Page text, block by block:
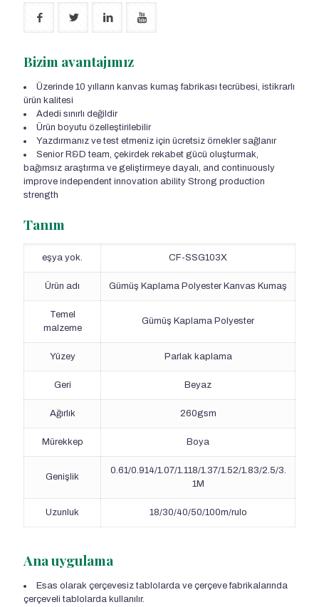
Bizim avantajımız
Üzerinde 10 yılların kanvas kumaş fabrikası tecrübesi, istikrarlı
ürün kalitesi
Adedi sınırlı değildir
Ürün boyutu özelleştirilebilir
Yazdırmanız ve test etmeniz için ücretsiz örnekler sağlanır
Senior R&D team, çekirdek rekabet gücü oluşturmak,
bağımsız araştırma ve geliştirmeye dayalı, and continuously
improve independent innovation ability Strong production
strength
Tanım
eşya yok. CF-SSG103X
Ürün adı Gümüş Kaplama Polyester Kanvas Kumaş
Temel
malzeme
Gümüş Kaplama Polyester
Yüzey Parlak kaplama
Geri Beyaz
Ağırlık 260gsm
Mürekkep Boya
Genişlik
0.61/0.914/1.07/1.118/1.37/1.52/1.83/2.5/3.
1M
Uzunluk 18/30/40/50/100m/rulo
Ana uygulama
Esas olarak çerçevesiz tablolarda ve çerçeve fabrikalarında
çerçeveli tablolarda kullanılır.